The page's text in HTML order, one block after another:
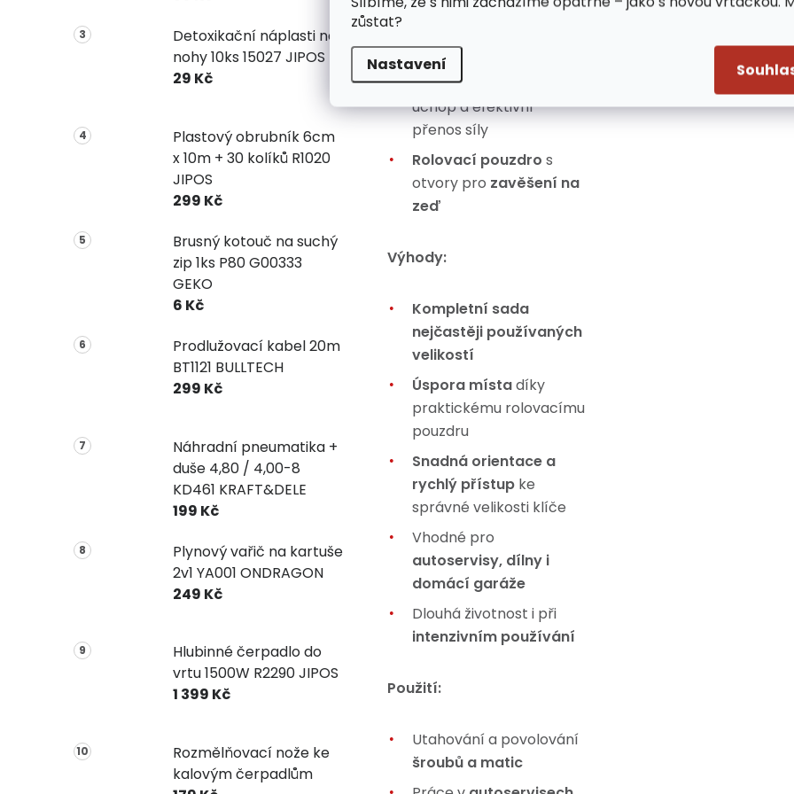
zůstat?
Nastavení
Detoxikační náplasti na
nohy 10ks 15027 JIPOS
29 Kč
Plastový obrubník 6cm
x 10m + 30 kolíků R1020
JIPOS
299 Kč
Brusný kotouč na suchý
zip 1ks P80 G00333
GEKO
6 Kč
Prodlužovací kabel 20m
BT1121 BULLTECH
299 Kč
Náhradní pneumatika +
duše 4,80 / 4,00-8
KD461 KRAFT&DELE
199 Kč
Plynový vařič na kartuše
2v1 YA001 ONDRAGON
249 Kč
Hlubinné čerpadlo do
vrtu 1500W R2290 JIPOS
1 399 Kč
Rozmělňovací nože ke
kalovým čerpadlům
vhodné pro každodenní
Ergonomický tvar
zajišťující pohodlný
úchop a efektivní
přenos síly
Rolovací pouzdro s
otvory pro zavěšení na
zeď
Výhody:
Kompletní sada
nejčastěji používaných
velikostí
Úspora místadíky
praktickému rolovacímu
pouzdru
Snadná orientace a
rychlý přístup ke
správné velikosti klíče
Vhodné pro
autoservisy, dílny i
domácí garáže
Dlouhá životnost i při
intenzivním používání
Použití:
Utahování a povolování
šroubů a matic